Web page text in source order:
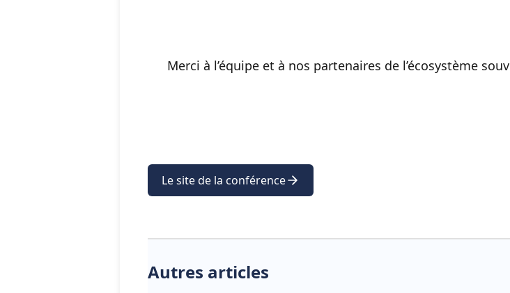
Merci à l’équipe et à nos partenaires de l’écosystème
Le site de la conférence
Autres articles